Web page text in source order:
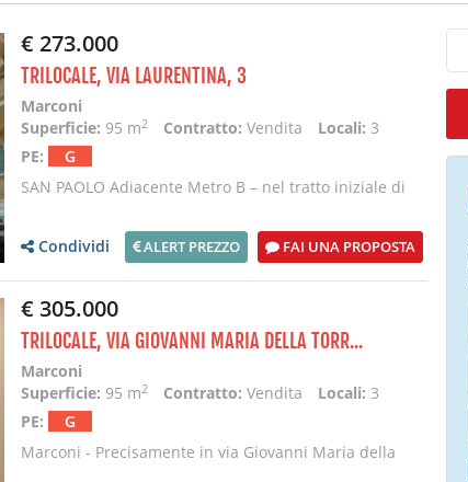
€ 273.000
TRILOCALE, VIA LAURENTINA, 3
Marconi
Superficie: 95 m2 Contratto: Vendita Locali: 3
PE:
G
SAN PAOLO Adiacente Metro B – nel tratto iniziale di
Condividi
ALERT PREZZO FAI UNA PROPOSTA
€ 305.000
TRILOCALE, VIA GIOVANNI MARIA DELLA TORR...
Marconi
Superficie: 95 m2 Contratto: Vendita Locali: 3
PE:
G
Marconi - Precisamente in via Giovanni Maria della